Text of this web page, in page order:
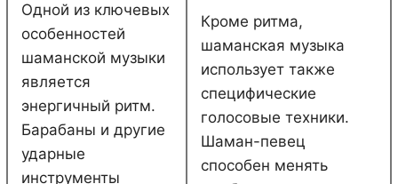
Одной из ключевых
особенностей
шаманской музыки
является
энергичный ритм.
Барабаны и другие
ударные
инструменты
Кроме ритма,
шаманская музыка
использует также
специфические
голосовые техники.
Шаман-певец
способен менять